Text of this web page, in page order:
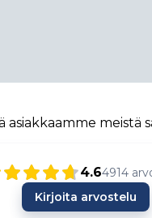
asiakkaamme meistä
4.64914
Kirjoita arvostelu